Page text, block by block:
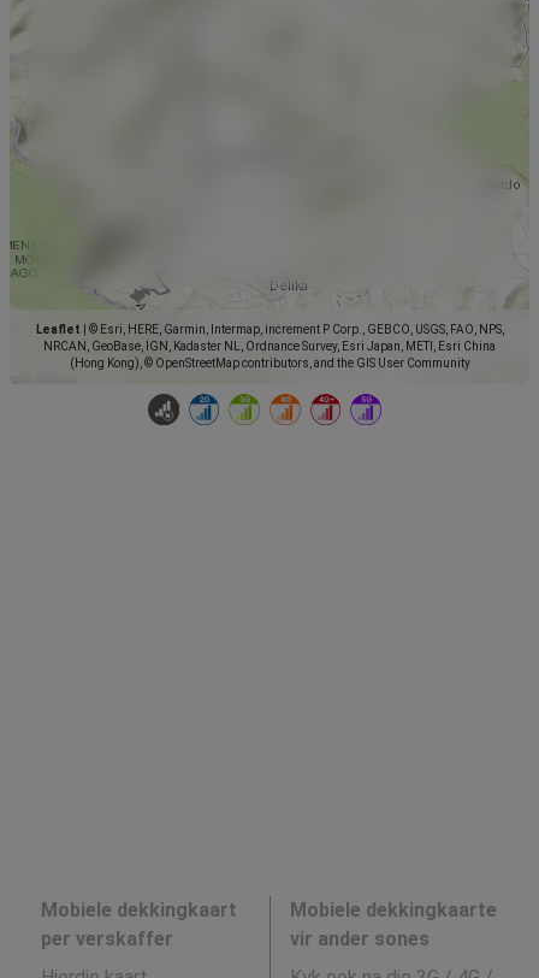
Leaflet
© Esri, HERE, Garmin, Intermap, increment P Corp., GEBCO, USGS, FAO, NPS,
NRCAN, GeoBase, IGN, Kadaster NL, Ordnance Survey, Esri Japan, METI, Esri China
(Hong Kong), © OpenStreetMap contributors, and the GIS User Community
Mobiele dekkingkaart
per verskaffer
Mobiele dekkingkaarte
vir ander sones